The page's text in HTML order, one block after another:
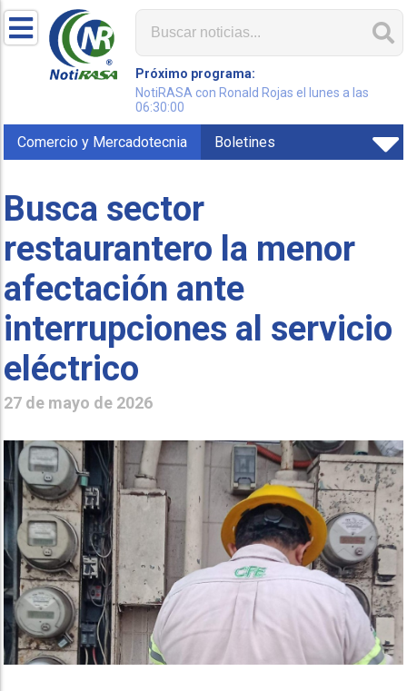
Próximo programa:
NotiRASA con Ronald Rojas el lunes a las
06:30:00
Comercio y Mercadotecnia Boletines
Busca sector
restaurantero la menor
afectación ante
interrupciones al servicio
eléctrico
27 de mayo de 2026